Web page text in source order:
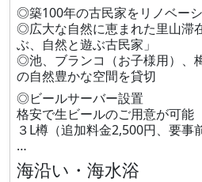
◎築100年の古民家をリノベー
◎広大な自然に恵まれた里山滞
ぶ、自然と遊ぶ古民家」
◎池、ブランコ（お子様用）、
の自然豊かな空間を貸切
◎ビールサーバー設置
格安で生ビールのご用意が可能
３L樽（追加料金2,500円、要事
…
海沿い・海水浴